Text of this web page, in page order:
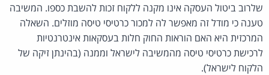
שלרוב ביטול העסקה אינו מקנה ללקוח זכות להשבת כספו. המשיבה
טענה כי מודל זה מאפשר לה למכור כרטיסי טיסה מוזלים. השאלה
המרכזית היא האם הוראות החוק חלות בעסקאות אינטרנטיות
לרכישת כרטיסי טיסה מהמשיבה לישראל וממנה (בהינתן זיקה של
הלקוח לישראל).